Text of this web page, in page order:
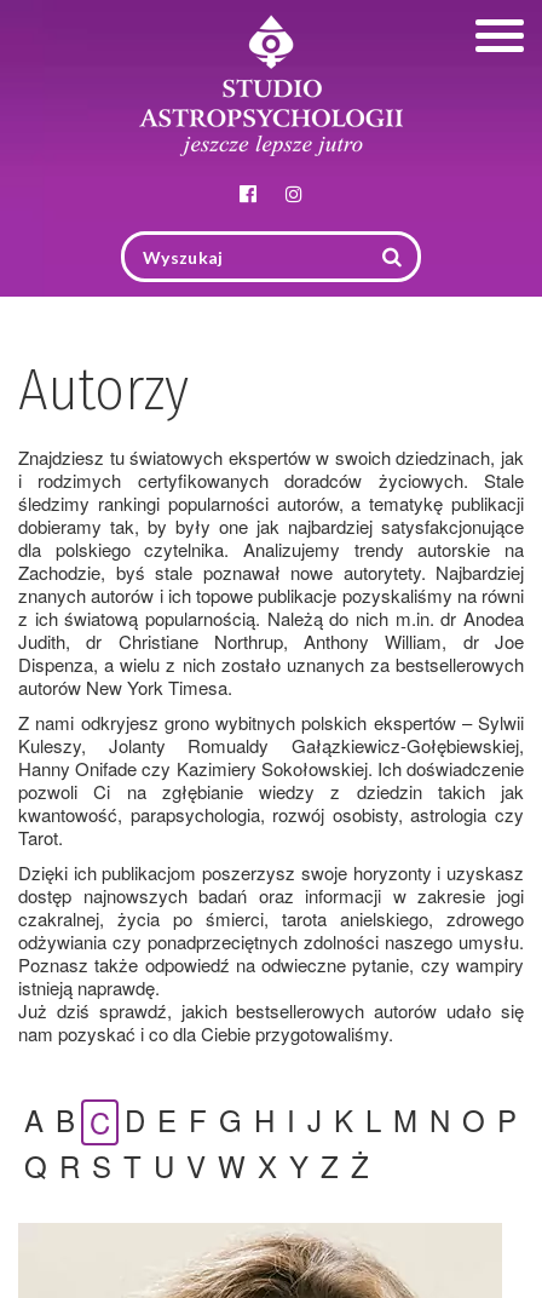
Autorzy
Znajdziesz tu światowych ekspertów w swoich dziedzinach, jak
i rodzimych certyfikowanych doradców życiowych. Stale
śledzimy rankingi popularności autorów, a tematykę publikacji
dobieramy tak, by były one jak najbardziej satysfakcjonujące
dla polskiego czytelnika. Analizujemy trendy autorskie na
Zachodzie, byś stale poznawał nowe autorytety. Najbardziej
znanych autorów i ich topowe publikacje pozyskaliśmy na równi
z ich światową popularnością. Należą do nich m.in. dr Anodea
Judith, dr Christiane Northrup, Anthony William, dr Joe
Dispenza, a wielu z nich zostało uznanych za bestsellerowych
autorów New York Timesa.
Z nami odkryjesz grono wybitnych polskich ekspertów – Sylwii
Kuleszy, Jolanty Romualdy Gałązkiewicz-Gołębiewskiej,
Hanny Onifade czy Kazimiery Sokołowskiej. Ich doświadczenie
pozwoli Ci na zgłębianie wiedzy z dziedzin takich jak
kwantowość, parapsychologia, rozwój osobisty, astrologia czy
Tarot.
Dzięki ich publikacjom poszerzysz swoje horyzonty i uzyskasz
dostęp najnowszych badań oraz informacji w zakresie jogi
czakralnej, życia po śmierci, tarota anielskiego, zdrowego
odżywiania czy ponadprzeciętnych zdolności naszego umysłu.
Poznasz także odpowiedź na odwieczne pytanie, czy wampiry
istnieją naprawdę.
Już dziś sprawdź, jakich bestsellerowych autorów udało się
nam pozyskać i co dla Ciebie przygotowaliśmy.
A B C D E F G H I J K L M N O P
Q R S T U V W X Y Z Ż